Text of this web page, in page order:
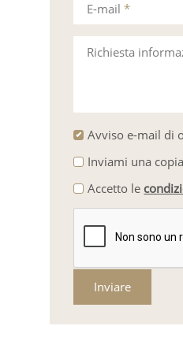
Richiesta
E-mail*
Avviso e-mail di
Inviami una copia
Accetto le
Inviare